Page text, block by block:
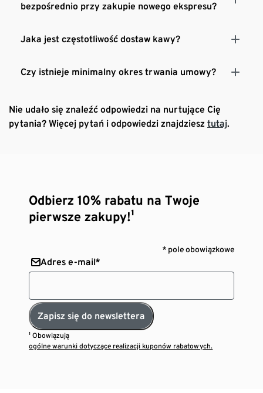
bezpośrednio przy zakupie nowego ekspresu?
Jaka jest częstotliwość dostaw kawy?
Czy istnieje minimalny okres trwania umowy?
Nie udało się znaleźć odpowiedzi na nurtujące Cię
pytania? Więcej pytań i odpowiedzi znajdziesz tutaj.
Odbierz 10% rabatu na Twoje
pierwsze zakupy!¹
* pole obowiązkowe
Adres e-mail*
Zapisz się do newslettera
¹ Obowiązują
ogólne warunki dotyczące realizacji kuponów rabatowych.